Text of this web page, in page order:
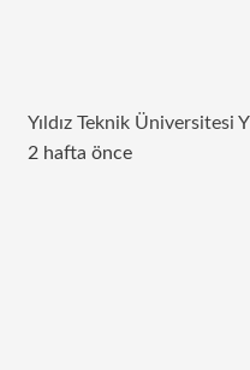
Yıldız Teknik Üniversitesi
2 hafta önce